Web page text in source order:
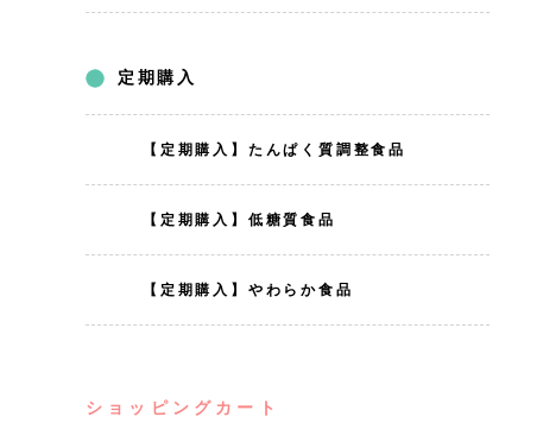
定期購入
【定期購入】たんぱく質調整食品
【定期購入】低糖質食品
【定期購入】やわらか食品
ショッピングカート